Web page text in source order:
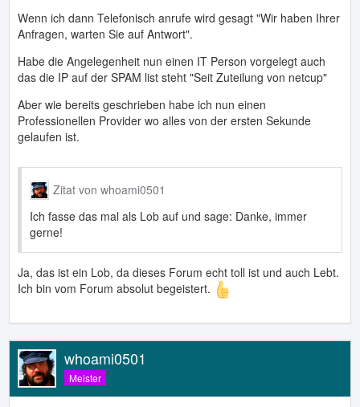
Wenn ich dann Telefonisch anrufe wird gesagt "Wir haben Ihrer
Anfragen, warten Sie auf Antwort".
Habe die Angelegenheit nun einen IT Person vorgelegt auch
das die IP auf der SPAM list steht "Seit Zuteilung von netcup"
Aber wie bereits geschrieben habe ich nun einen
Professionellen Provider wo alles von der ersten Sekunde
gelaufen ist.
Zitat von whoami0501
Ich fasse das mal als Lob auf und sage: Danke, immer
gerne!
Ja, das ist ein Lob, da dieses Forum echt toll ist und auch Lebt.
Ich bin vom Forum absolut begeistert.
whoami0501
Meister